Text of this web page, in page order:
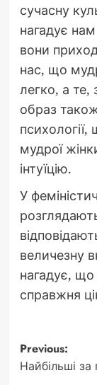
сучасну
нагадує
вони
нас, що
легко, а те,
образ
мудрої
інтуїцію.
У
величезну
нагадує, що
справжня
Post
Previous:
Найбільші